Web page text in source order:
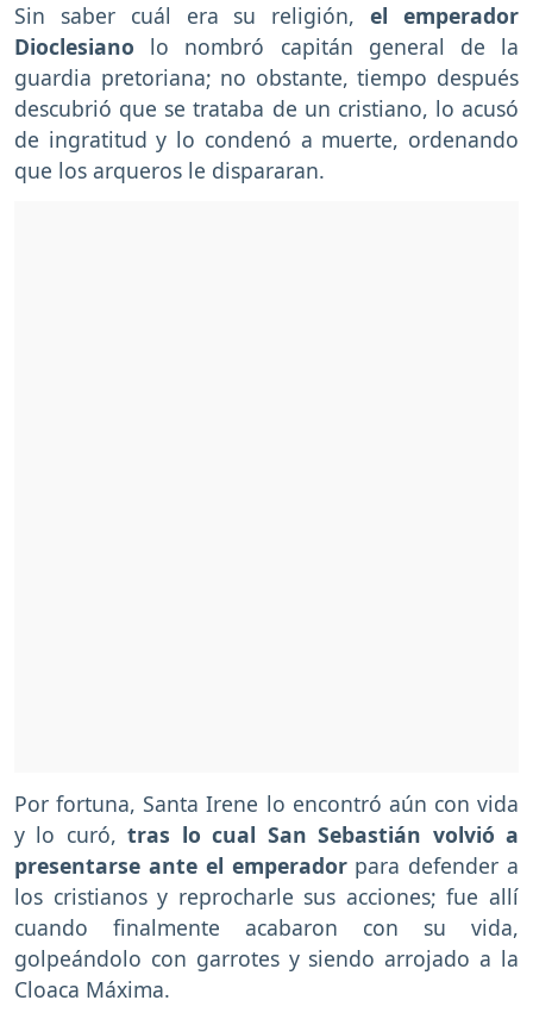
Sin saber cuál era su religión,el emperador
Dioclesiano lo nombró capitán general de la
guardia pretoriana; no obstante, tiempo después
descubrió que se trataba de un cristiano, lo acusó
de ingratitud y lo condenó a muerte, ordenando
que los arqueros le dispararan.
Por fortuna, Santa Irene lo encontró aún con vida
y lo curó,tras lo cual San Sebastián volvió a
presentarse ante el emperadorpara defender a
los cristianos y reprocharle sus acciones; fue allí
cuando finalmente acabaron con su vida,
golpeándolo con garrotes y siendo arrojado a la
Cloaca Máxima.